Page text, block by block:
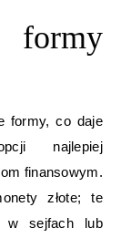
formy, co daje
najlepiej
finansowym.
złote; te
w sejfach lub